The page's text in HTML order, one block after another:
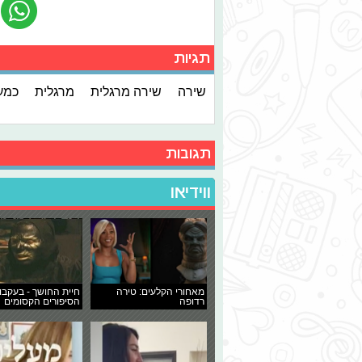
תגיות
שירה שירה מרגלית מרגלית
תגובות
ווידיאו
מאחורי הקלעים: טירה
רדופה
חיית החושך -
הסיפורים הקסומים